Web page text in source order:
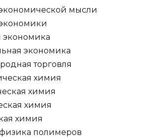
мысли
экономика
экономика
торговля
химия
химия
химия
химия
полимеров